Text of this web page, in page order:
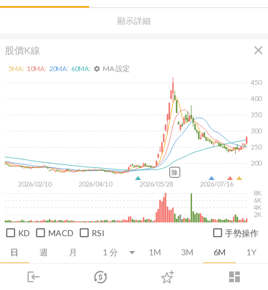
login dashboard
市場 登入
顯示詳細
股價K線 close
日 週 月 1M 3M 6M 1Y
2026/02/10 2026/04/10 2026/05/28 2026/07/16
200
250
300
350
400
450
2K
4K
6K
8K
5MA: 10MA: 20MA: 60MA: settings MA 設定
除
KD MACD RSI 手勢操作
推薦卡片 消息面 財務報